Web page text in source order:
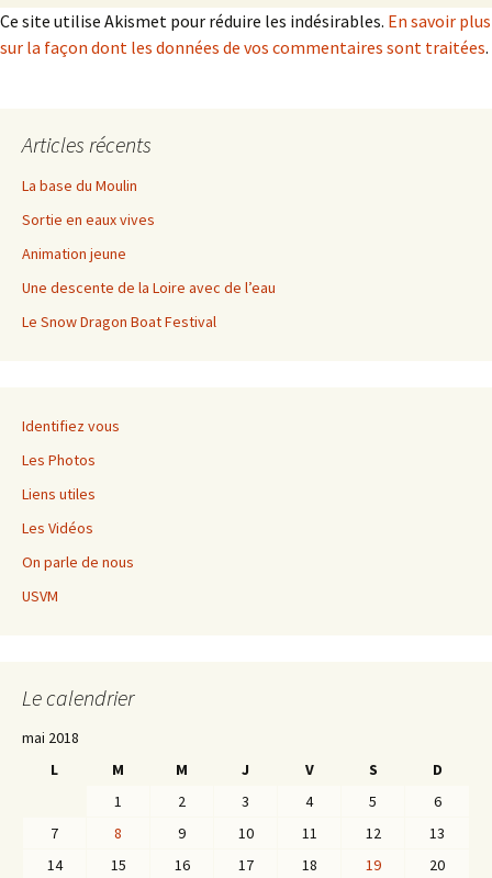
Ce site utilise Akismet pour réduire les indésirables. En savoir plus
sur la façon dont les données de vos commentaires sont traitées.
Articles récents
La base du Moulin
Sortie en eaux vives
Animation jeune
Une descente de la Loire avec de l’eau
Le Snow Dragon Boat Festival
Identifiez vous
Les Photos
Liens utiles
Les Vidéos
On parle de nous
USVM
Le calendrier
mai 2018
L
M M J V S
D
1
2 3 4 5
6
7
8 9 10 11 12
13
14
15 16 17 18 19
20